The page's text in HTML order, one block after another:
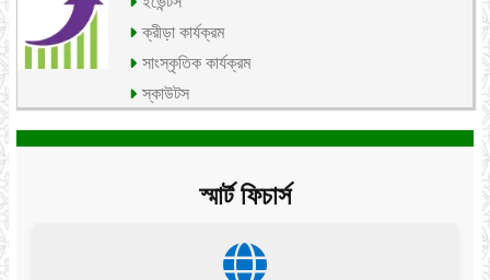
ক্রীড়া কার্যক্রম
সাংস্কৃতিক কার্যক্রম
স্কাউটস
স্মার্ট ফিচার্স